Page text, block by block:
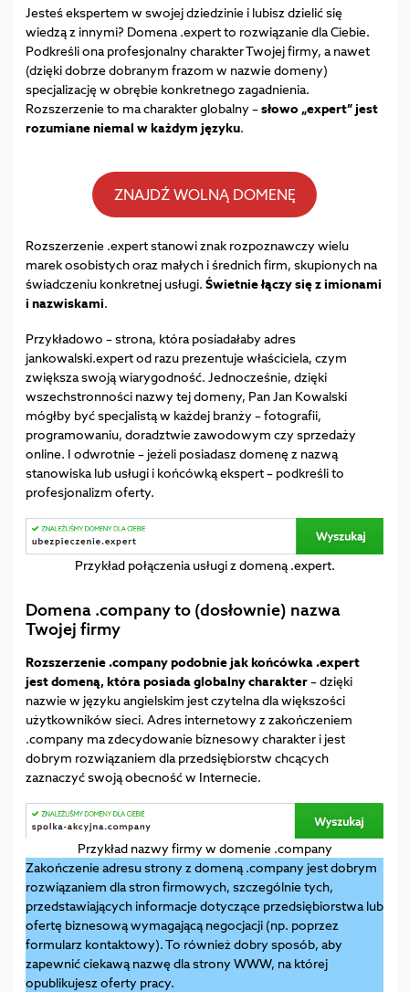
Jesteś ekspertem w swojej dziedzinie i lubisz dzielić się
wiedzą z innymi? Domena .expert to rozwiązanie dla Ciebie.
Podkreśli ona profesjonalny charakter Twojej firmy, a nawet
(dzięki dobrze dobranym frazom w nazwie domeny)
specjalizację w obrębie konkretnego zagadnienia.
Rozszerzenie to ma charakter globalny –słowo „expert” jest
rozumiane niemal w każdym języku.
ZNAJDŹ WOLNĄ DOMENĘ
Rozszerzenie .expert stanowi znak rozpoznawczy wielu
marek osobistych oraz małych i średnich firm, skupionych na
świadczeniu konkretnej usługi. Świetnie łączy się z imionami
i nazwiskami.
Przykładowo – strona, która posiadałaby adres
jankowalski.expert od razu prezentuje właściciela, czym
zwiększa swoją wiarygodność. Jednocześnie, dzięki
wszechstronności nazwy tej domeny, Pan Jan Kowalski
mógłby być specjalistą w każdej branży – fotografii,
programowaniu, doradztwie zawodowym czy sprzedaży
online. I odwrotnie – jeżeli posiadasz domenę z nazwą
stanowiska lub usługi i końcówką ekspert – podkreśli to
profesjonalizm oferty.
Przykład połączenia usługi z domeną .expert.
Domena .company to (dosłownie) nazwa
Twojej firmy
Rozszerzenie .company podobnie jak końcówka .expert
jest domeną, która posiada globalny charakter– dzięki
nazwie w języku angielskim jest czytelna dla większości
użytkowników sieci. Adres internetowy z zakończeniem
.company ma zdecydowanie biznesowy charakter i jest
dobrym rozwiązaniem dla przedsiębiorstw chcących
zaznaczyć swoją obecność w Internecie.
Przykład nazwy firmy w domenie .company
Zakończenie adresu strony z domeną .company jest dobrym
rozwiązaniem dla stron firmowych, szczególnie tych,
przedstawiających informacje dotyczące przedsiębiorstwa lub
ofertę biznesową wymagającą negocjacji (np. poprzez
formularz kontaktowy). To również dobry sposób, aby
zapewnić ciekawą nazwę dla strony WWW, na której
opublikujesz oferty pracy.